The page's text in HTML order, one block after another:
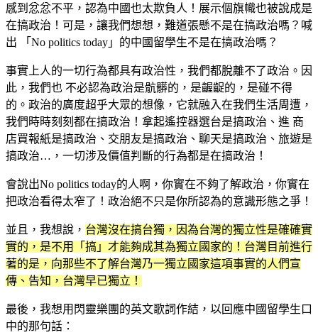
感到忿忿不平，認為中國也太欺負人！展示個旗幟也被說成是
在搞政治！可是，讓我們想想，難道張懸不是在搞政治嗎？喊
出 「No politics today」的中國留學生不是在搞政治嗎？
事實上人的一切行為都具有政治性，我們都脫離不了政治。因
此，我們也 不必認為政治是骯髒的，是齷齪的，是碰不得
的。政治的廣度超乎大眾的想像，它就融入在我們生活周遭，
我們時時刻刻都在搞政治！拿起遙控器選台是搞政治、進 商
店買報紙是搞政治、交朋友是搞政治、聊天是搞政治、旅遊是
搞政治…，一切涉及價值判斷的行為都是在搞政治！
會說出No politics today的人啊，你實在不夠了解政治，你實在
把政治看得太窄了！政治絕不只是你所認為的意識形態之爭！
並且，我想說， 台灣沒在搞台獨，因為台灣的獨立性是確確實
實的，是不用「搞」才能夠成其為獨立國家的！台灣目前進行
著的是，向那些不了解台灣乃一獨立國家這項事實的人們宣
傳、告知，台灣早已獨立！
最後，我想用閃靈樂團的英文歌詞作結，以回應中國留學生口
中的那句話：